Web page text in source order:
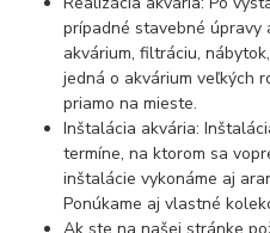
prípadné stavebné úpravy
akvárium, filtráciu,
jedná o akvárium veľkých
priamo na mieste.
Inštalácia akvária:
termíne, na ktorom sa
inštalácie vykonáme aj
Ponúkame aj vlastné